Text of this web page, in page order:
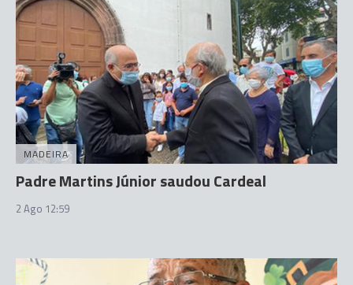
MADEIRA
Padre Martins Júnior saudou Cardeal
2 Ago 12:59